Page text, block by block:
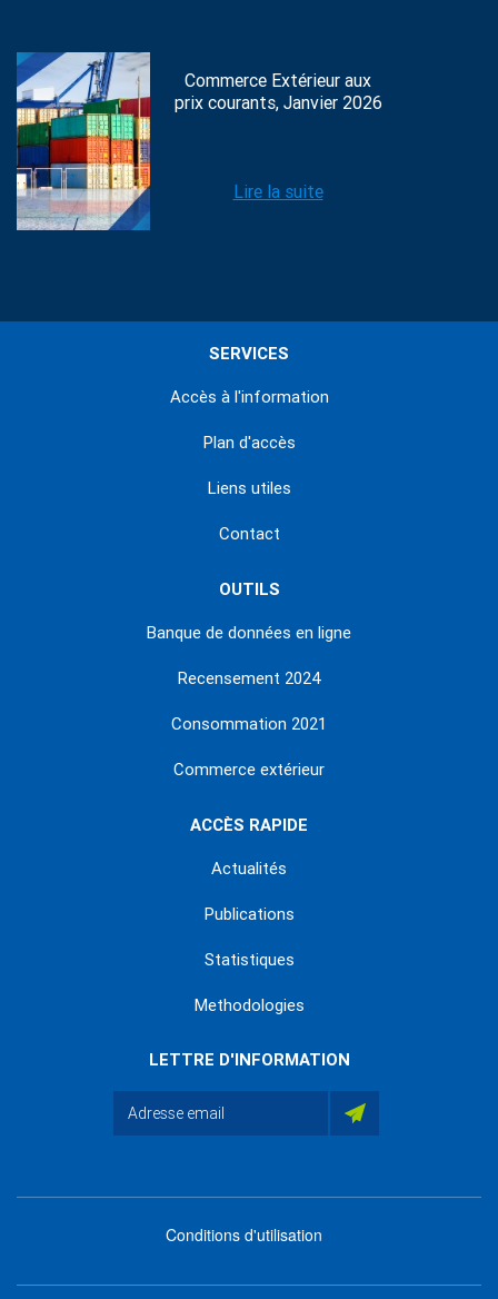
Commerce Extérieur aux
prix courants, Janvier 2026
Lire la suite
SERVICES
Accès à l'information
Plan d'accès
Liens utiles
Contact
OUTILS
Banque de données en ligne
Recensement 2024
Consommation 2021
Commerce extérieur
ACCÈS RAPIDE
Actualités
Publications
Statistiques
Methodologies
LETTRE D'INFORMATION
Conditions d'utilisation